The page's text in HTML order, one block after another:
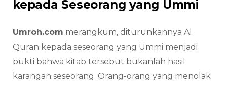
kepada Seseorang yang Ummi
Umroh.com merangkum, diturunkannya Al
Quran kepada seseorang yang Ummi menjadi
bukti bahwa kitab tersebut bukanlah hasil
karangan seseorang. Orang-orang yang menolak